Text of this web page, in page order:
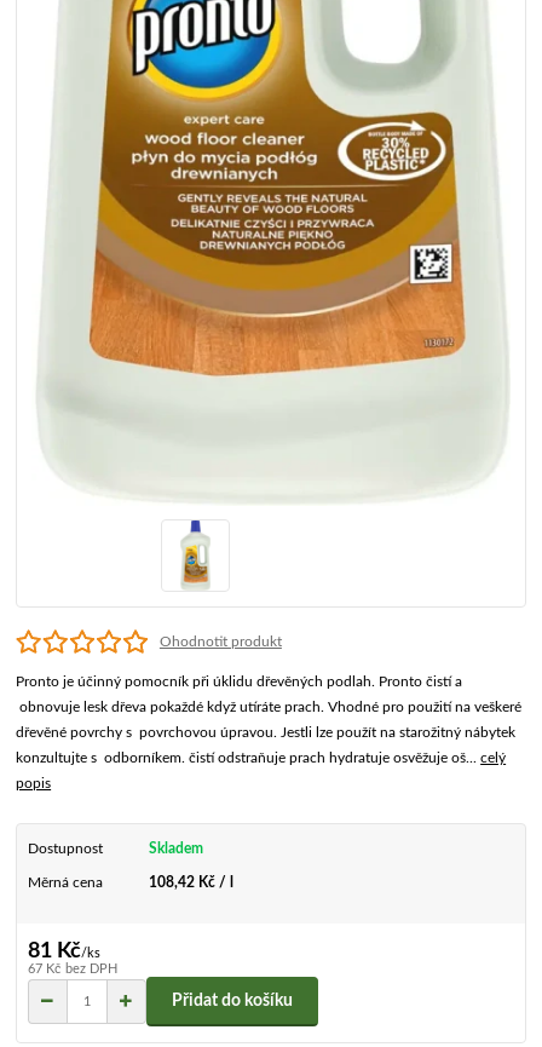
Ohodnotit produkt
Pronto je účinný pomocník při úklidu dřevěných podlah. Pronto čistí a
obnovuje lesk dřeva pokaždé když utíráte prach. Vhodné pro použití na veškeré
dřevěné povrchy s povrchovou úpravou. Jestli lze použít na starožitný nábytek
konzultujte s odborníkem. čistí odstraňuje prach hydratuje osvěžuje oš...celý
popis
Dostupnost Skladem
Měrná cena 108,42 Kč / l
81 Kč/ks
67 Kč bez DPH
Přidat do košíku